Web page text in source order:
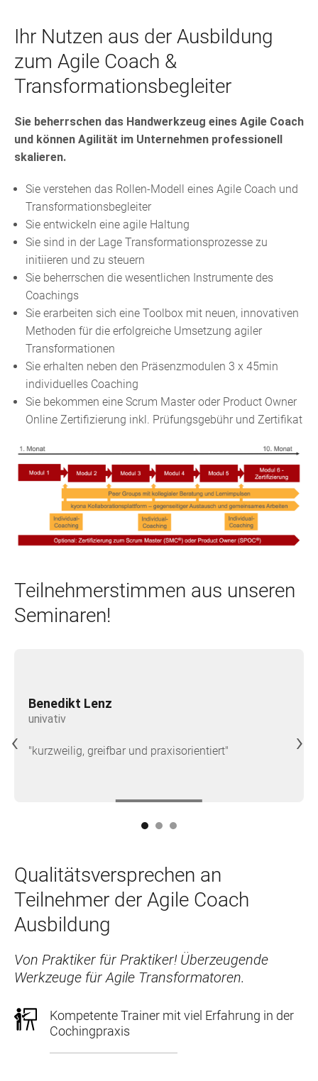
Ihr Nutzen aus der Ausbildung
zum Agile Coach &
Transformationsbegleiter
Sie beherrschen das Handwerkzeug eines Agile Coach
und können Agilität im Unternehmen professionell
skalieren.
Sie verstehen das Rollen-Modell eines Agile Coach und
Transformationsbegleiter
Sie entwickeln eine agile Haltung
Sie sind in der Lage Transformationsprozesse zu
initiieren und zu steuern
Sie beherrschen die wesentlichen Instrumente des
Coachings
Sie erarbeiten sich eine Toolbox mit neuen, innovativen
Methoden für die erfolgreiche Umsetzung agiler
Transformationen
Sie erhalten neben den Präsenzmodulen 3 x 45min
individuelles Coaching
Sie bekommen eine Scrum Master oder Product Owner
Online Zertifizierung inkl. Prüfungsgebühr und Zertifikat
Teilnehmerstimmen aus unseren
Seminaren!
Benedikt Lenz
univativ
"kurzweilig, greifbar und praxisorientiert"
‹ ›
Qualitätsversprechen an
Teilnehmer der Agile Coach
Ausbildung
Von Praktiker für Praktiker! Überzeugende
Werkzeuge für Agile Transformatoren.
Kompetente Trainer mit viel Erfahrung in der
Cochingpraxis